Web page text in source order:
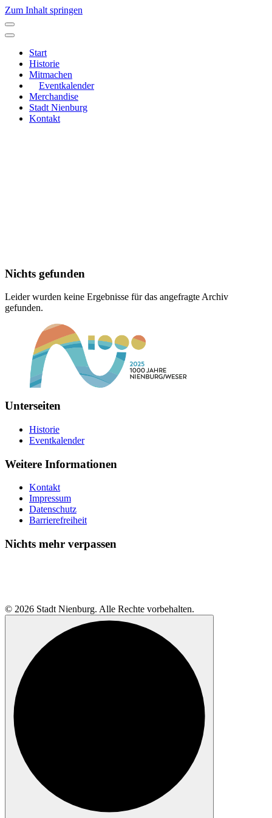
Zum Inhalt springen
Hauptnavigation
Start
Historie
Mitmachen
Eventkalender
Merchandise
Stadt Nienburg
Kontakt
Nichts gefunden
Leider wurden keine Ergebnisse für das angefragte Archiv
gefunden.
Unterseiten
Historie
Eventkalender
Weitere Informationen
Kontakt
Impressum
Datenschutz
Barrierefreiheit
Nichts mehr verpassen
© 2026 Stadt Nienburg. Alle Rechte vorbehalten.